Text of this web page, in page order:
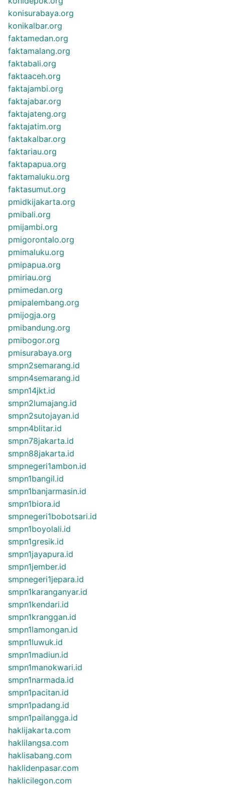
konisurabaya.org
konikalbar.org
faktamedan.org
faktamalang.org
faktabali.org
faktaaceh.org
faktajambi.org
faktajabar.org
faktajateng.org
faktajatim.org
faktakalbar.org
faktariau.org
faktapapua.org
faktamaluku.org
faktasumut.org
pmidkijakarta.org
pmibali.org
pmijambi.org
pmigorontalo.org
pmimaluku.org
pmipapua.org
pmiriau.org
pmimedan.org
pmipalembang.org
pmijogja.org
pmibandung.org
pmibogor.org
pmisurabaya.org
smpn2semarang.id
smpn4semarang.id
smpn14jkt.id
smpn2lumajang.id
smpn2sutojayan.id
smpn4blitar.id
smpn78jakarta.id
smpn88jakarta.id
smpnegeri1ambon.id
smpn1bangil.id
smpn1banjarmasin.id
smpn1biora.id
smpnegeri1bobotsari.id
smpn1boyolali.id
smpn1gresik.id
smpn1jayapura.id
smpn1jember.id
smpnegeri1jepara.id
smpn1karanganyar.id
smpn1kendari.id
smpn1kranggan.id
smpn1lamongan.id
smpn1luwuk.id
smpn1madiun.id
smpn1manokwari.id
smpn1narmada.id
smpn1pacitan.id
smpn1padang.id
smpn1pailangga.id
haklijakarta.com
haklilangsa.com
haklisabang.com
haklidenpasar.com
haklicilegon.com